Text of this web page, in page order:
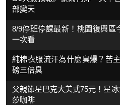
部變天
8/9停班停課最新！桃園復興
一次看
純棉衣服流汗為什麼臭爆？苦
磅三倍臭
父親節星巴克大美式75元！星
莎咖啡